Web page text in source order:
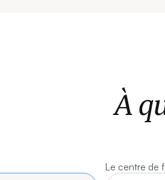
À
Le centre de